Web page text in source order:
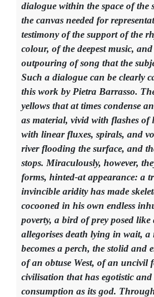
dialogue within the space of the
the canvas needed for
testimony of the support of the
colour, of the deepest music,
outpouring of song that the
Such a dialogue can be clearly
this work by Pietra Barrasso.
yellows that at times condense
as material, vivid with flashes
with linear fluxes, spirals, and
river flooding the surface, and
stops. Miraculously, however,
forms, hinted-at appearance: a
invincible aridity has made
cocooned in his own endless
poverty, a bird of prey posed
allegorises death lying in wait, a
becomes a perch, the stolid and
of an obtuse West, of an uncivil
civilisation that has egotistic
consumption as its god.